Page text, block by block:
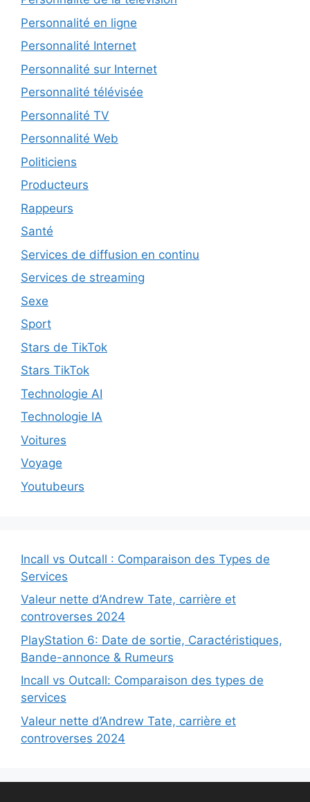
Personnalité en ligne
Personnalité Internet
Personnalité sur Internet
Personnalité télévisée
Personnalité TV
Personnalité Web
Politiciens
Producteurs
Rappeurs
Santé
Services de diffusion en continu
Services de streaming
Sexe
Sport
Stars de TikTok
Stars TikTok
Technologie AI
Technologie IA
Voitures
Voyage
Youtubeurs
Incall vs Outcall : Comparaison des Types de
Services
Valeur nette d’Andrew Tate, carrière et
controverses 2024
PlayStation 6: Date de sortie, Caractéristiques,
Bande-annonce & Rumeurs
Incall vs Outcall: Comparaison des types de
services
Valeur nette d’Andrew Tate, carrière et
controverses 2024